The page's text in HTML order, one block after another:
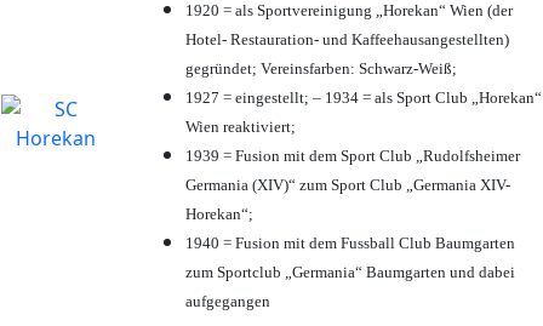
1920 = als Sportvereinigung „Horekan“ Wien (der
Hotel- Restauration- und Kaffeehausangestellten)
gegründet; Vereinsfarben: Schwarz-Weiß;
1927 = eingestellt; – 1934 = als Sport Club „Horekan“
Wien reaktiviert;
1939 = Fusion mit dem Sport Club „Rudolfsheimer
Germania (XIV)“ zum Sport Club „Germania XIV-
Horekan“;
1940 = Fusion mit dem Fussball Club Baumgarten
zum Sportclub „Germania“ Baumgarten und dabei
aufgegangen